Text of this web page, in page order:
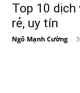
Top 10 dịch
rẻ, uy tín
Ngô Mạnh Cường -